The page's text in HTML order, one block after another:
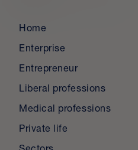
Home
Enterprise
Entrepreneur
Liberal professions
Medical professions
Private life